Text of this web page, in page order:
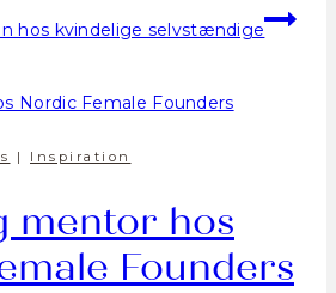
hos kvindelige selvstændige
| Inspiration
mentor hos
Founders